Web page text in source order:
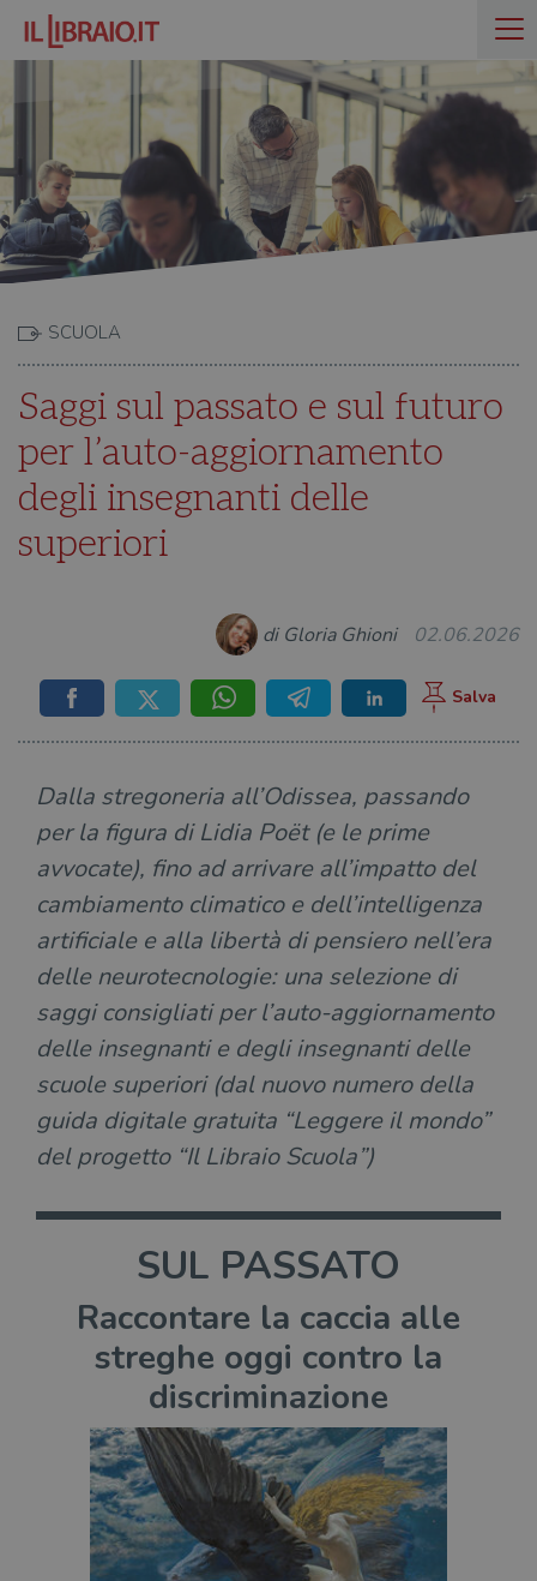
SCUOLA
Saggi sul passato e sul futuro
per l’auto-aggiornamento
degli insegnanti delle
superiori
di Gloria Ghioni 02.06.2026
Dalla stregoneria all’Odissea, passando
per la figura di Lidia Poët (e le prime
avvocate), fino ad arrivare all’impatto del
cambiamento climatico e dell’intelligenza
artificiale e alla libertà di pensiero nell’era
delle neurotecnologie: una selezione di
saggi consigliati per l’auto-aggiornamento
delle insegnanti e degli insegnanti delle
scuole superiori (dal nuovo numero della
guida digitale gratuita “Leggere il mondo”
del progetto “Il Libraio Scuola”)
SUL PASSATO
Raccontare la caccia alle
streghe oggi contro la
discriminazione